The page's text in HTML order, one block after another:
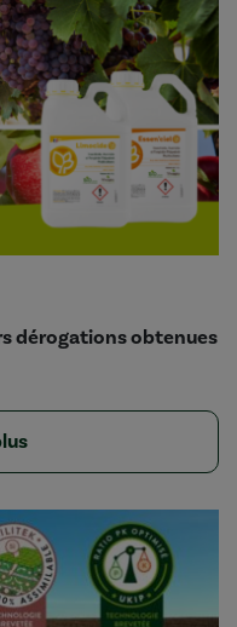
dérogations obtenues